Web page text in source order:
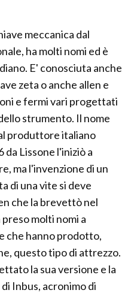
meccanica dal
ha molti nomi ed è
E' conosciuta anche
zeta o anche allen e
e fermi vari progettati
strumento. Il nome
produttore italiano
da Lissone l'iniziò a
ma l'invenzione di un
di una vite si deve
che la brevettò nel
preso molti nomi a
che hanno prodotto,
questo tipo di attrezzo.
la sua versione e la
Inbus, acronimo di